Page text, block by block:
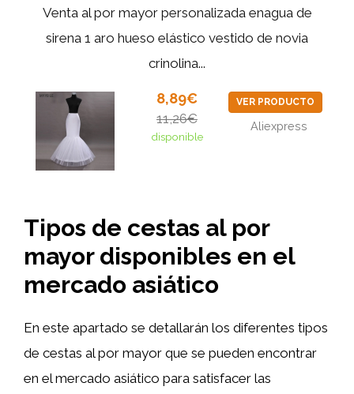
Venta al por mayor personalizada enagua de
sirena 1 aro hueso elástico vestido de novia
crinolina...
8,89€
11,26€
disponible
VER PRODUCTO
Aliexpress
Tipos de cestas al por
mayor disponibles en el
mercado asiático
En este apartado se detallarán los diferentes tipos
de cestas al por mayor que se pueden encontrar
en el mercado asiático para satisfacer las